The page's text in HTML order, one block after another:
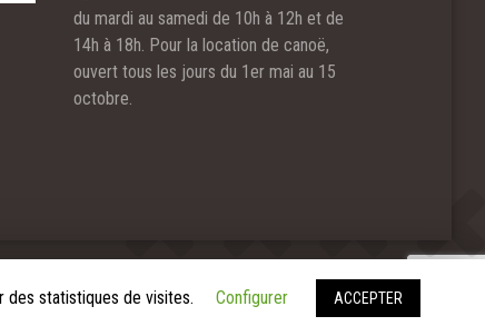
du mardi au samedi de 10h à 12h et de
14h à 18h. Pour la location de canoë,
ouvert tous les jours du 1er mai au 15
octobre.
© 2019 H 2O Passion. Tous droits réservés.
des statistiques de visites. Configurer ACCEPTER